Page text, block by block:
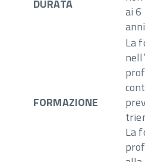
DURATA
ai 6
FORMAZIONE
La
La